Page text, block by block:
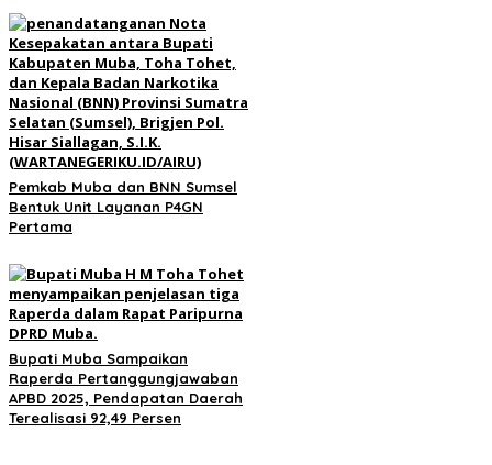
Pemkab Muba dan BNN Sumsel
Bentuk Unit Layanan P4GN
Pertama
Bupati Muba Sampaikan
Raperda Pertanggungjawaban
APBD 2025, Pendapatan Daerah
Terealisasi 92,49 Persen